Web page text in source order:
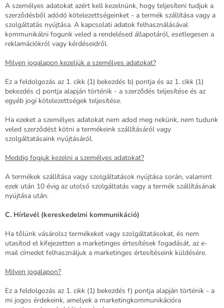
A személyes adatokat azért kell kezelnünk, hogy teljesíteni tudjuk a
szerződésből adódó kötelezettségeinket - a termék szállítása vagy a
szolgáltatás nyújtása. A kapcsolati adatok felhasználásával
kommunikálni fogunk veled a rendelésed állapotáról, esetlegesen a
reklamációkról vagy kérdéseidről.
Milyen jogalapon kezeljük a személyes adatokat?
Ez a feldolgozás az 1. cikk (1) bekezdés b) pontja és az 1. cikk (1)
bekezdés c) pontja alapján történik - a szerződés teljesítése és az
egyéb jogi kötelezettségek teljesítése.
Ha ezeket a személyes adatokat nem adod meg nekünk, nem tudunk
veled szerződést kötni a termékeink szállításáról vagy
szolgáltatásaink nyújtásáról.
Meddig fogjuk kezelni a személyes adatokat?
A termékek szállítása vagy szolgáltatások nyújtása során, valamint
ezek után 10 évig az utolsó szolgáltatás vagy a termék szállításának
nyújtása után.
C. Hírlevél (kereskedelmi kommunikáció)
Ha tőlünk vásárolsz termékeket vagy szolgáltatásokat, és nem
utasítod el kifejezetten a marketinges értesítések fogadását, az e-
mail címedet felhasználjuk a marketinges értesítéseink küldésére.
Milyen jogalapon?
Ez a feldolgozás az 1. cikk (1) bekezdés f) pontja alapján történik - a
mi jogos érdekeink, amelyek a marketingkommunikációra